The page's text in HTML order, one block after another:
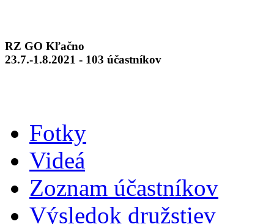
RZ GO Kľačno
23.7.-1.8.2021 - 103 účastníkov
Fotky
Videá
Zoznam účastníkov
Výsledok družstiev